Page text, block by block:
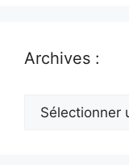
Archives :
Archives